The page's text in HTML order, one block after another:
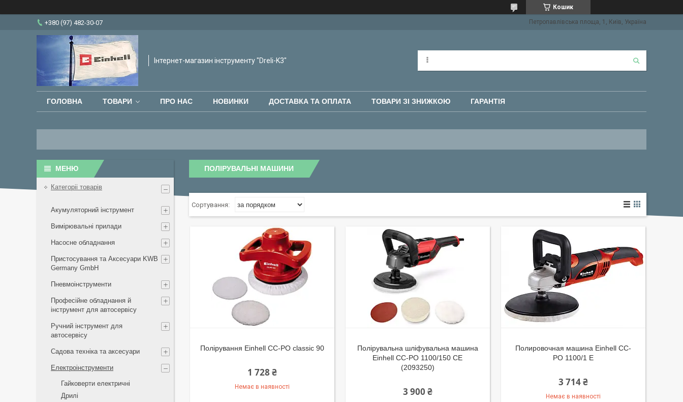
Кошик
+380 (97) 482-30-07 Петропавлівська площа, 1, Київ, Україна
Інтернет-магазин інструменту "Dreli-K3"
ГОЛОВНА ТОВАРИ ПРО НАС НОВИНКИ ДОСТАВКА ТА ОПЛАТА ТОВАРИ ЗІ ЗНИЖКОЮ ГАРАНТІЯ
ПОЛІРУВАЛЬНІ МАШИНИ
Полірування Einhell CC-PO classic 90
1 728 ₴
Немає в наявності
Полірувальна шліфувальна машина
Einhell CC-PO 1100/150 CE
(2093250)
3 900 ₴
Полировочная машина Einhell CC-
PO 1100/1 E
3 714 ₴
Немає в наявності
Категоріі товарів
Акумуляторний інструмент
Вимірювальні прилади
Насосне обладнання
Пристосування та Аксесуари KWB
Germany GmbH
Пневмоінструменти
Професійне обладнання й
інструмент для автосервісу
Ручний інструмент для
автосервісу
Садова техніка та аксесуари
Електроінструменти
Гайковерти електричні
Дрилі